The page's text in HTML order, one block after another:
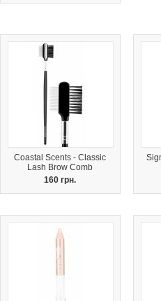
Coastal Scents - Classic
Lash Brow Comb
160 грн.